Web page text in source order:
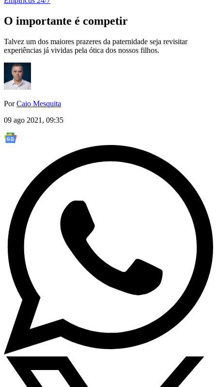
O importante é competir
Talvez um dos maiores prazeres da paternidade seja revisitar
experiências já vividas pela ótica dos nossos filhos.
PorCaio Mesquita
09 ago 2021, 09:35